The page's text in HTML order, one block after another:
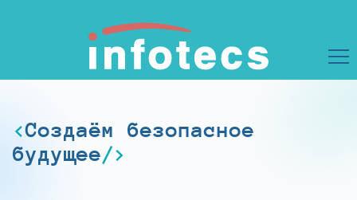
Создаём безопасное
будущее